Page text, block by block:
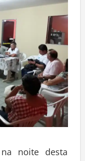
noite desta